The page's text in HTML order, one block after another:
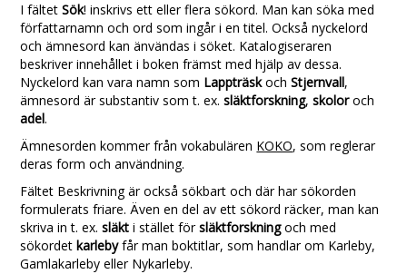
I fältetSök! inskrivs ett eller flera sökord. Man kan söka med
författarnamn och ord som ingår i en titel. Också nyckelord
och ämnesord kan änvändas i söket. Katalogiseraren
beskriver innehållet i boken främst med hjälp av dessa.
Nyckelord kan vara namn som LappträskochStjernvall,
ämnesord är substantiv som t. ex.släktforskning,skoloroch
adel.
Ämnesorden kommer från vokabulären KOKO, som reglerar
deras form och användning.
Fältet Beskrivning är också sökbart och där har sökorden
formulerats friare. Även en del av ett sökord räcker, man kan
skriva in t. ex.släkti stället försläktforskningoch med
sökordetkarlebyfår man boktitlar, som handlar om Karleby,
Gamlakarleby eller Nykarleby.